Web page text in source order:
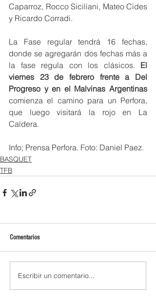
Caparroz, Rocco Siciliani, Mateo Cides
y Ricardo Corradi.
La Fase regular tendrá 16 fechas,
donde se agregarán dos fechas más a
la fase regula con los clásicos. El
viernes 23 de febrero frente a Del
comienza el camino para un Perfora,
que luego visitará la rojo en La
Caldera.
Info; Prensa Perfora. Foto: Daniel Paez.
BASQUET
TFB
Comentarios
Escribir un comentario...